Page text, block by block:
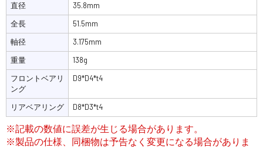
直径
35.8mm
全長
51.5mm
軸径
3.175mm
重量
138g
フロントベアリ
ング
D9*D4*t4
リアベアリング D8*D3*t4
※記載の数値に誤差が生じる場合があります。
※製品の仕様、同梱物は予告なく変更になる場合がありま